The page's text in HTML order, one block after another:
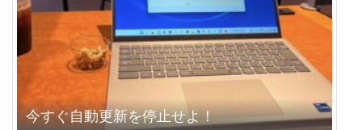
今すぐ自動更新を停止せよ！